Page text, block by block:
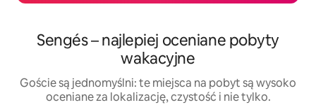
Sengés – najlepiej oceniane pobyty
wakacyjne
Goście są jednomyślni: te miejsca na pobyt są wysoko
oceniane za lokalizację, czystość i nie tylko.